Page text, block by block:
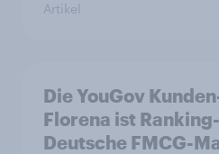
Artikel
Die YouGov
Florena ist
Deutsche FMCG-